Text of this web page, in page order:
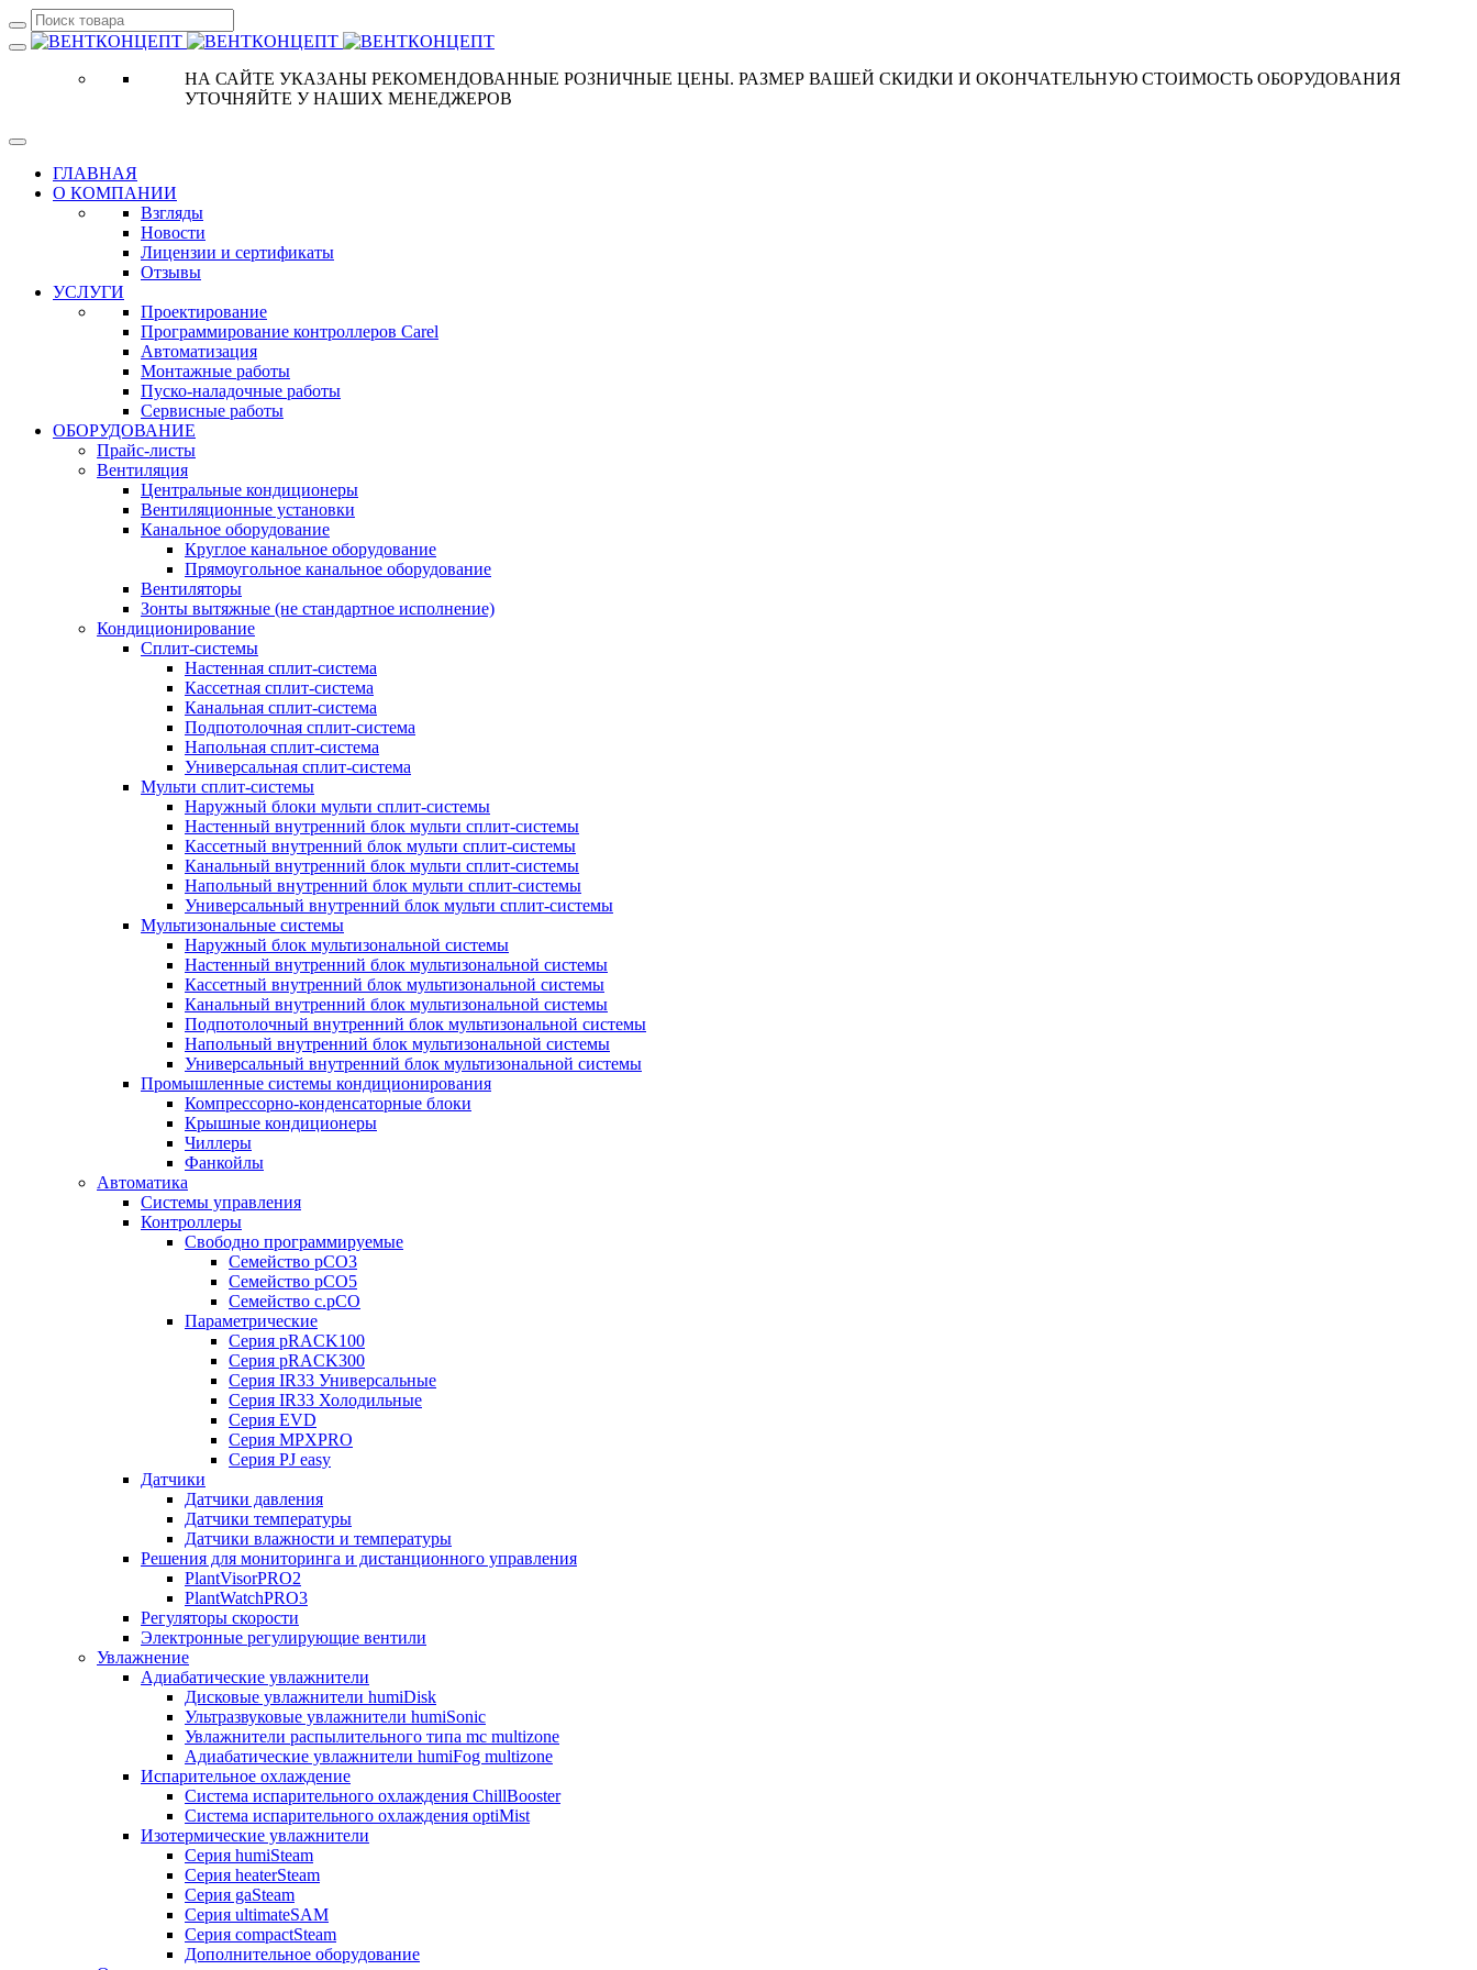
НА САЙТЕ УКАЗАНЫ РЕКОМЕНДОВАННЫЕ РОЗНИЧНЫЕ ЦЕНЫ. РАЗМЕР ВАШЕЙ СКИДКИ И ОКОНЧАТЕЛЬНУЮ СТОИМОСТЬ ОБОРУДОВАНИЯ
УТОЧНЯЙТЕ У НАШИХ МЕНЕДЖЕРОВ
ГЛАВНАЯ
О КОМПАНИИ
Взгляды
Новости
Лицензии и сертификаты
Отзывы
УСЛУГИ
Проектирование
Программирование контроллеров Carel
Автоматизация
Монтажные работы
Пуско-наладочные работы
Сервисные работы
ОБОРУДОВАНИЕ
Прайс-листы
Вентиляция
Центральные кондиционеры
Вентиляционные установки
Канальное оборудование
Круглое канальное оборудование
Прямоугольное канальное оборудование
Вентиляторы
Зонты вытяжные (не стандартное исполнение)
Кондиционирование
Сплит-системы
Настенная сплит-система
Кассетная сплит-система
Канальная сплит-система
Подпотолочная сплит-система
Напольная сплит-система
Универсальная сплит-система
Мульти сплит-системы
Наружный блоки мульти сплит-системы
Настенный внутренний блок мульти сплит-системы
Кассетный внутренний блок мульти сплит-системы
Канальный внутренний блок мульти сплит-системы
Напольный внутренний блок мульти сплит-системы
Универсальный внутренний блок мульти сплит-системы
Мультизональные системы
Наружный блок мультизональной системы
Настенный внутренний блок мультизональной системы
Кассетный внутренний блок мультизональной системы
Канальный внутренний блок мультизональной системы
Подпотолочный внутренний блок мультизональной системы
Напольный внутренний блок мультизональной системы
Универсальный внутренний блок мультизональной системы
Промышленные системы кондиционирования
Компрессорно-конденсаторные блоки
Крышные кондиционеры
Чиллеры
Фанкойлы
Автоматика
Системы управления
Контроллеры
Свободно программируемые
Семейство pCO3
Семейство pCO5
Семейство c.pCO
Параметрические
Серия pRACK100
Серия pRACK300
Серия IR33 Универсальные
Серия IR33 Холодильные
Серия EVD
Серия MPXPRO
Серия PJ easy
Датчики
Датчики давления
Датчики температуры
Датчики влажности и температуры
Решения для мониторинга и дистанционного управления
PlantVisorPRO2
PlantWatchPRO3
Регуляторы скорости
Электронные регулирующие вентили
Увлажнение
Адиабатические увлажнители
Дисковые увлажнители humiDisk
Ультразвуковые увлажнители humiSonic
Увлажнители распылительного типа mc multizone
Адиабатические увлажнители humiFog multizone
Испарительное охлаждение
Система испарительного охлаждения ChillBooster
Система испарительного охлаждения optiMist
Изотермические увлажнители
Серия humiSteam
Серия heaterSteam
Серия gaSteam
Серия ultimateSAM
Серия compactSteam
Дополнительное оборудование